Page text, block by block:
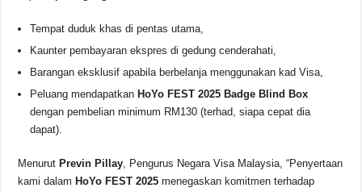
Tempat duduk khas di pentas utama,
Kaunter pembayaran ekspres di gedung cenderahati,
Barangan eksklusif apabila berbelanja menggunakan kad Visa,
Peluang mendapatkan HoYo FEST 2025 Badge Blind Box
dengan pembelian minimum RM130 (terhad, siapa cepat dia
dapat).
Menurut Previn Pillay, Pengurus Negara Visa Malaysia, “Penyertaan
kami dalam HoYo FEST 2025 menegaskan komitmen terhadap